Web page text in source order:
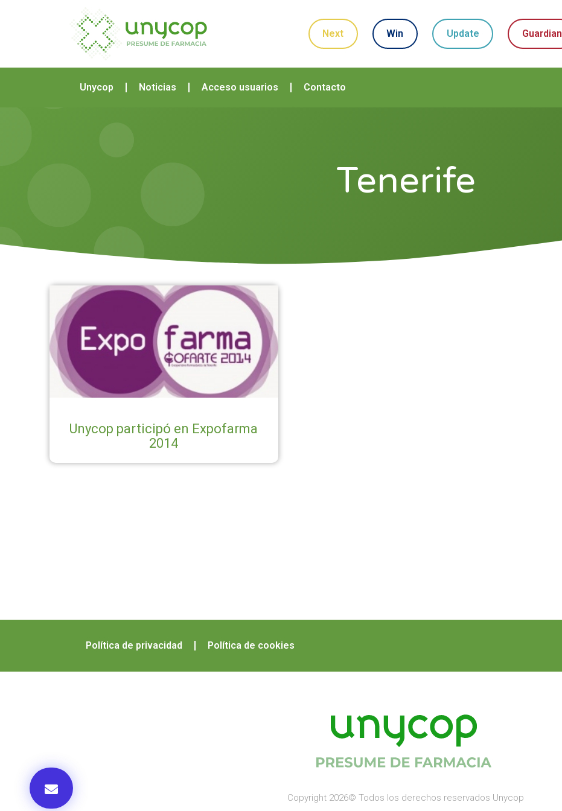
Next Win Update Guardian
Unycop Noticias Acceso usuarios Contacto
Tenerife
Unycop participó en Expofarma
2014
Política de privacidad Política de cookies
Copyright 2026© Todos los derechos reservados Unycop